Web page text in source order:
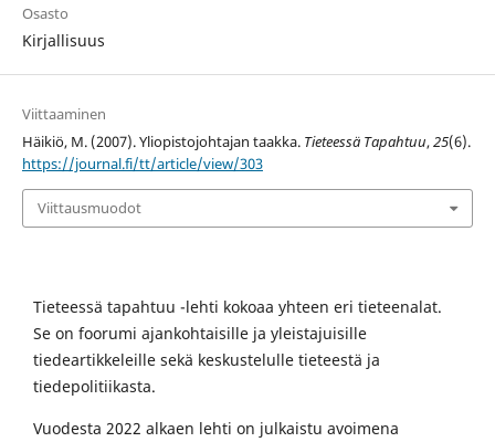
Osasto
Kirjallisuus
Viittaaminen
Häikiö, M. (2007). Yliopistojohtajan taakka. Tieteessä Tapahtuu,25(6).
https://journal.fi/tt/article/view/303
Viittausmuodot
Tieteessä tapahtuu -lehti kokoaa yhteen eri tieteenalat.
Se on foorumi ajankohtaisille ja yleistajuisille
tiedeartikkeleille sekä keskustelulle tieteestä ja
tiedepolitiikasta.
Vuodesta 2022 alkaen lehti on julkaistu avoimena